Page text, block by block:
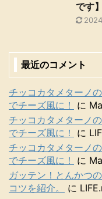
です】
最近のコメント
チッコカタメターノ
でチーズ風に！
に
チッコカタメターノ
でチーズ風に！
に
チッコカタメターノ
でチーズ風に！
に
ガッテン！とんかつ
コツを紹介。
に